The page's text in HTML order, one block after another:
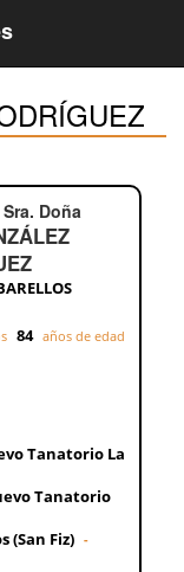
Doña
84 años de edad
Tanatorio La
Tanatorio
(San Fiz) -